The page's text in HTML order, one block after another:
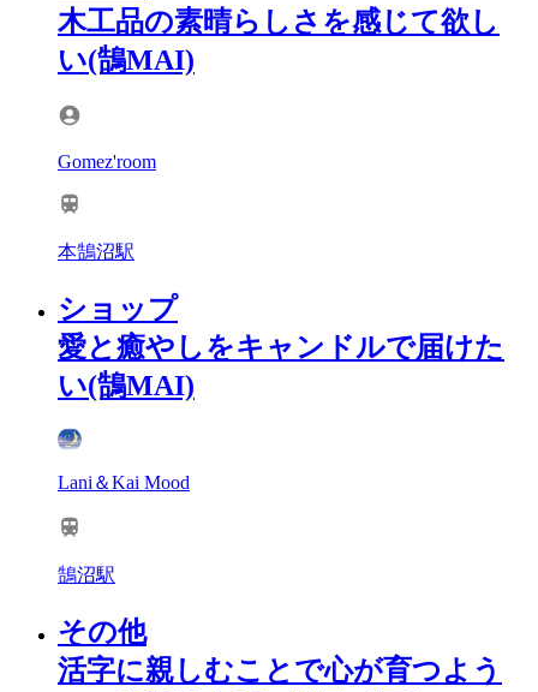
木工品の素晴らしさを感じて欲し
い(鵠MAI)
Gomez'room
本鵠沼駅
ショップ
愛と癒やしをキャンドルで届けた
い(鵠MAI)
Lani＆Kai Mood
鵠沼駅
その他
活字に親しむことで心が育つよう